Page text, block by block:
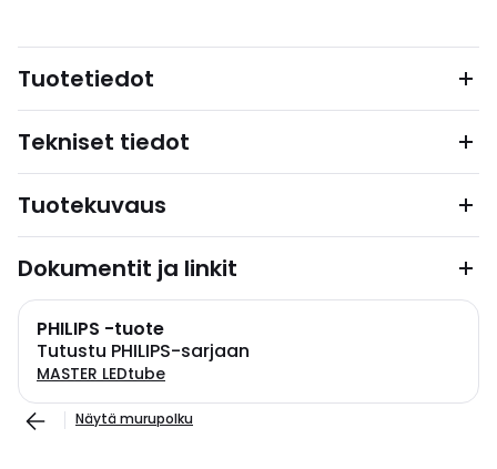
Tuotetiedot
Tekniset tiedot
Tuotekuvaus
Dokumentit ja linkit
PHILIPS -tuote
Tutustu PHILIPS-sarjaan
MASTER LEDtube
Näytä murupolku